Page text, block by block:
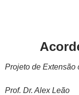
Projeto de Extensão
Prof. Dr. Alex Leão